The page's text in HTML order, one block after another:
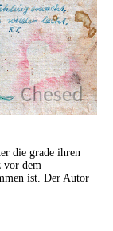
die grade ihren
vor dem
ist. Der Autor